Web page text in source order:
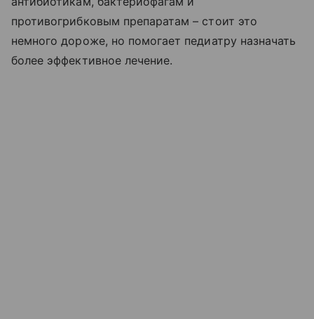
противогрибковым препаратам – стоит это
немного дороже, но помогает педиатру назначать
более эффективное лечение.